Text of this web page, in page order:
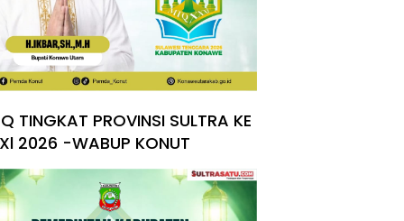
TINGKAT PROVINSI SULTRA KE
2026 -WABUP KONUT